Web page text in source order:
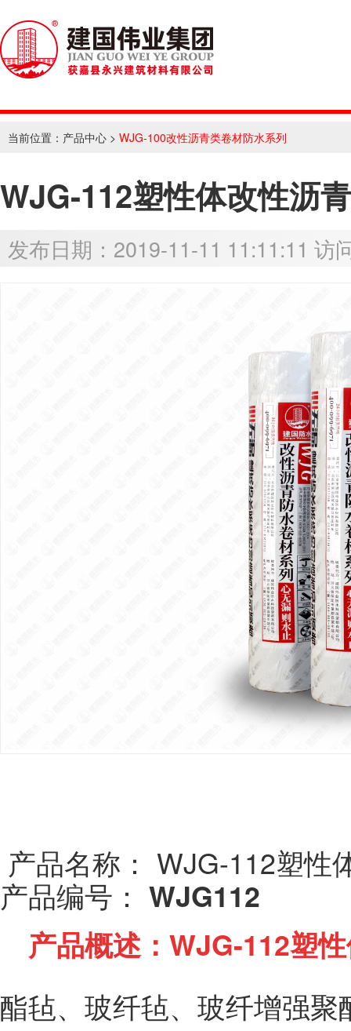
当前位置： 产品中心 > WJG-100改性沥青类卷材防水系列
WJG-112塑性体改性沥
发布日期：2019-11-11 11:11:11 访
产品名称： WJG-112塑性
产品编号：
WJG112
产品概述： WJG-112塑
酯毡、玻纤毡、玻纤增强